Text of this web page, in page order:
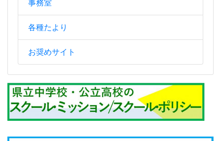
カウンター